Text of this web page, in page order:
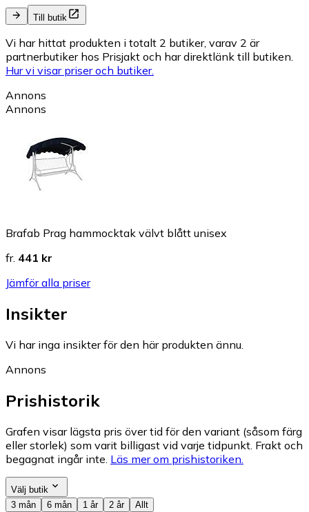
Till butik
Vi har hittat produkten i totalt 2 butiker, varav 2 är
partnerbutiker hos Prisjakt och har direktlänk till butiken.
Hur vi visar priser och butiker.
Annons
Annons
Brafab Prag hammocktak välvt blått unisex
fr. 441 kr
Jämför alla priser
Insikter
Vi har inga insikter för den här produkten ännu.
Annons
Prishistorik
Grafen visar lägsta pris över tid för den variant (såsom färg
eller storlek) som varit billigast vid varje tidpunkt. Frakt och
begagnat ingår inte. Läs mer om prishistoriken.
Välj butik
3 mån
6 mån 1 år 2 år Allt